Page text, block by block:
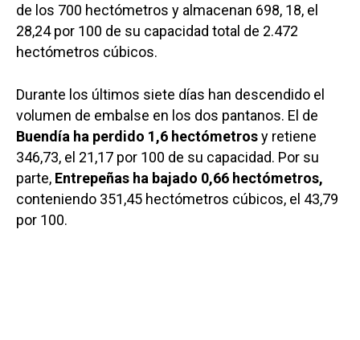
de los 700 hectómetros y almacenan 698, 18, el
28,24 por 100 de su capacidad total de 2.472
hectómetros cúbicos.
Durante los últimos siete días han descendido el
volumen de embalse en los dos pantanos. El de
Buendía ha perdido 1,6 hectómetrosy retiene
346,73, el 21,17 por 100 de su capacidad. Por su
parte, Entrepeñas ha bajado 0,66 hectómetros,
conteniendo 351,45 hectómetros cúbicos, el 43,79
por 100.